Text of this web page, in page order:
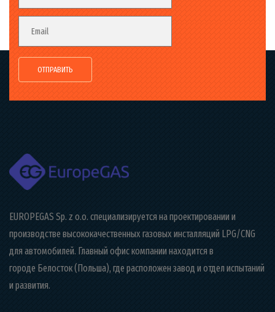
Email
EUROPEGAS Sp. z o.o. специализируется на проектировании и
производстве высококачественных газовых инсталляций LPG/CNG
для автомобилей. Главный офис компании находится в
городе Белосток (Польша), где расположен завод и отдел испытаний
и развития.